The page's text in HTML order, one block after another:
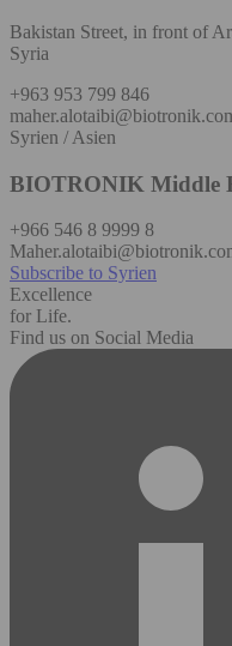
Bakistan Street, in front of
Syria
+963 953 799 846
Syrien / Asien
BIOTRONIK Middle
+966 546 8 9999 8
Subscribe to Syrien
Excellence
for Life.
Find us on Social Media